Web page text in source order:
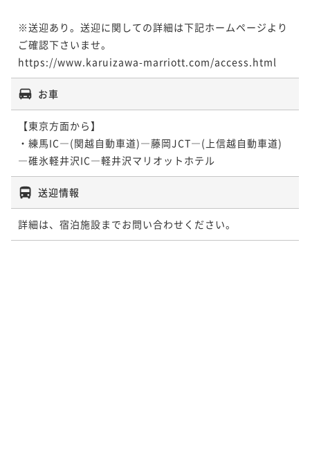
※送迎あり。送迎に関しての詳細は下記ホームページより
ご確認下さいませ。
https://www.karuizawa-marriott.com/access.html
お車
【東京方面から】
・練馬IC―(関越自動車道)―藤岡JCT―(上信越自動車道)
送迎情報
詳細は、宿泊施設までお問い合わせください。